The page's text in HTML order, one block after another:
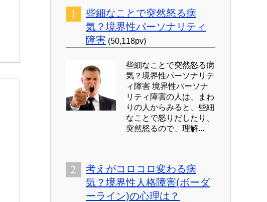
些細なことで突然怒る病
気？境界性パーソナリティ
障害 (50,118pv)
些細なことで突然怒る病
気？境界性パーソナリテ
ィ障害 境界性パーソナ
リティ障害の人は、まわ
りの人からみると、些細
なことで怒りだしたり、
突然怒るので、理解...
考えがコロコロ変わる病
気？境界性人格障害(ボーダ
ーライン)の心理は？